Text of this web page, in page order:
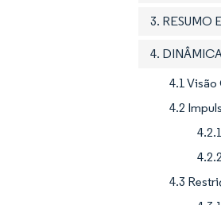
3. RESUMO
4.
4.1
4.2
4.3